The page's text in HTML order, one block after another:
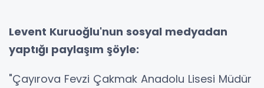
Levent Kuruoğlu'nun sosyal medyadan
yaptığı paylaşım şöyle:
"Çayırova Fevzi Çakmak Anadolu Lisesi Müdür